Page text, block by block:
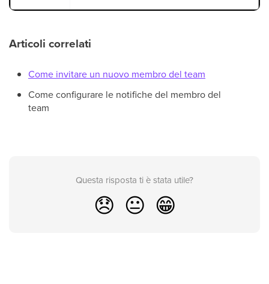
Articoli correlati
Come invitare un nuovo membro del team
Come configurare le notifiche del membro del
team
Questa risposta ti è stata utile?
😞 😐 😁